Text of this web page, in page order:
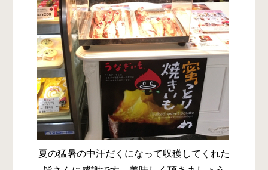
夏の猛暑の中汗だくになって収穫してくれた